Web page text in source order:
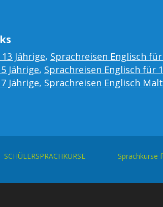
Jährige, Sprachreisen Englisch
Jährige, Sprachreisen Englisch für
Jährige, Sprachreisen Englisch
SCHÜLERSPRACHKURSE Sprachkurse